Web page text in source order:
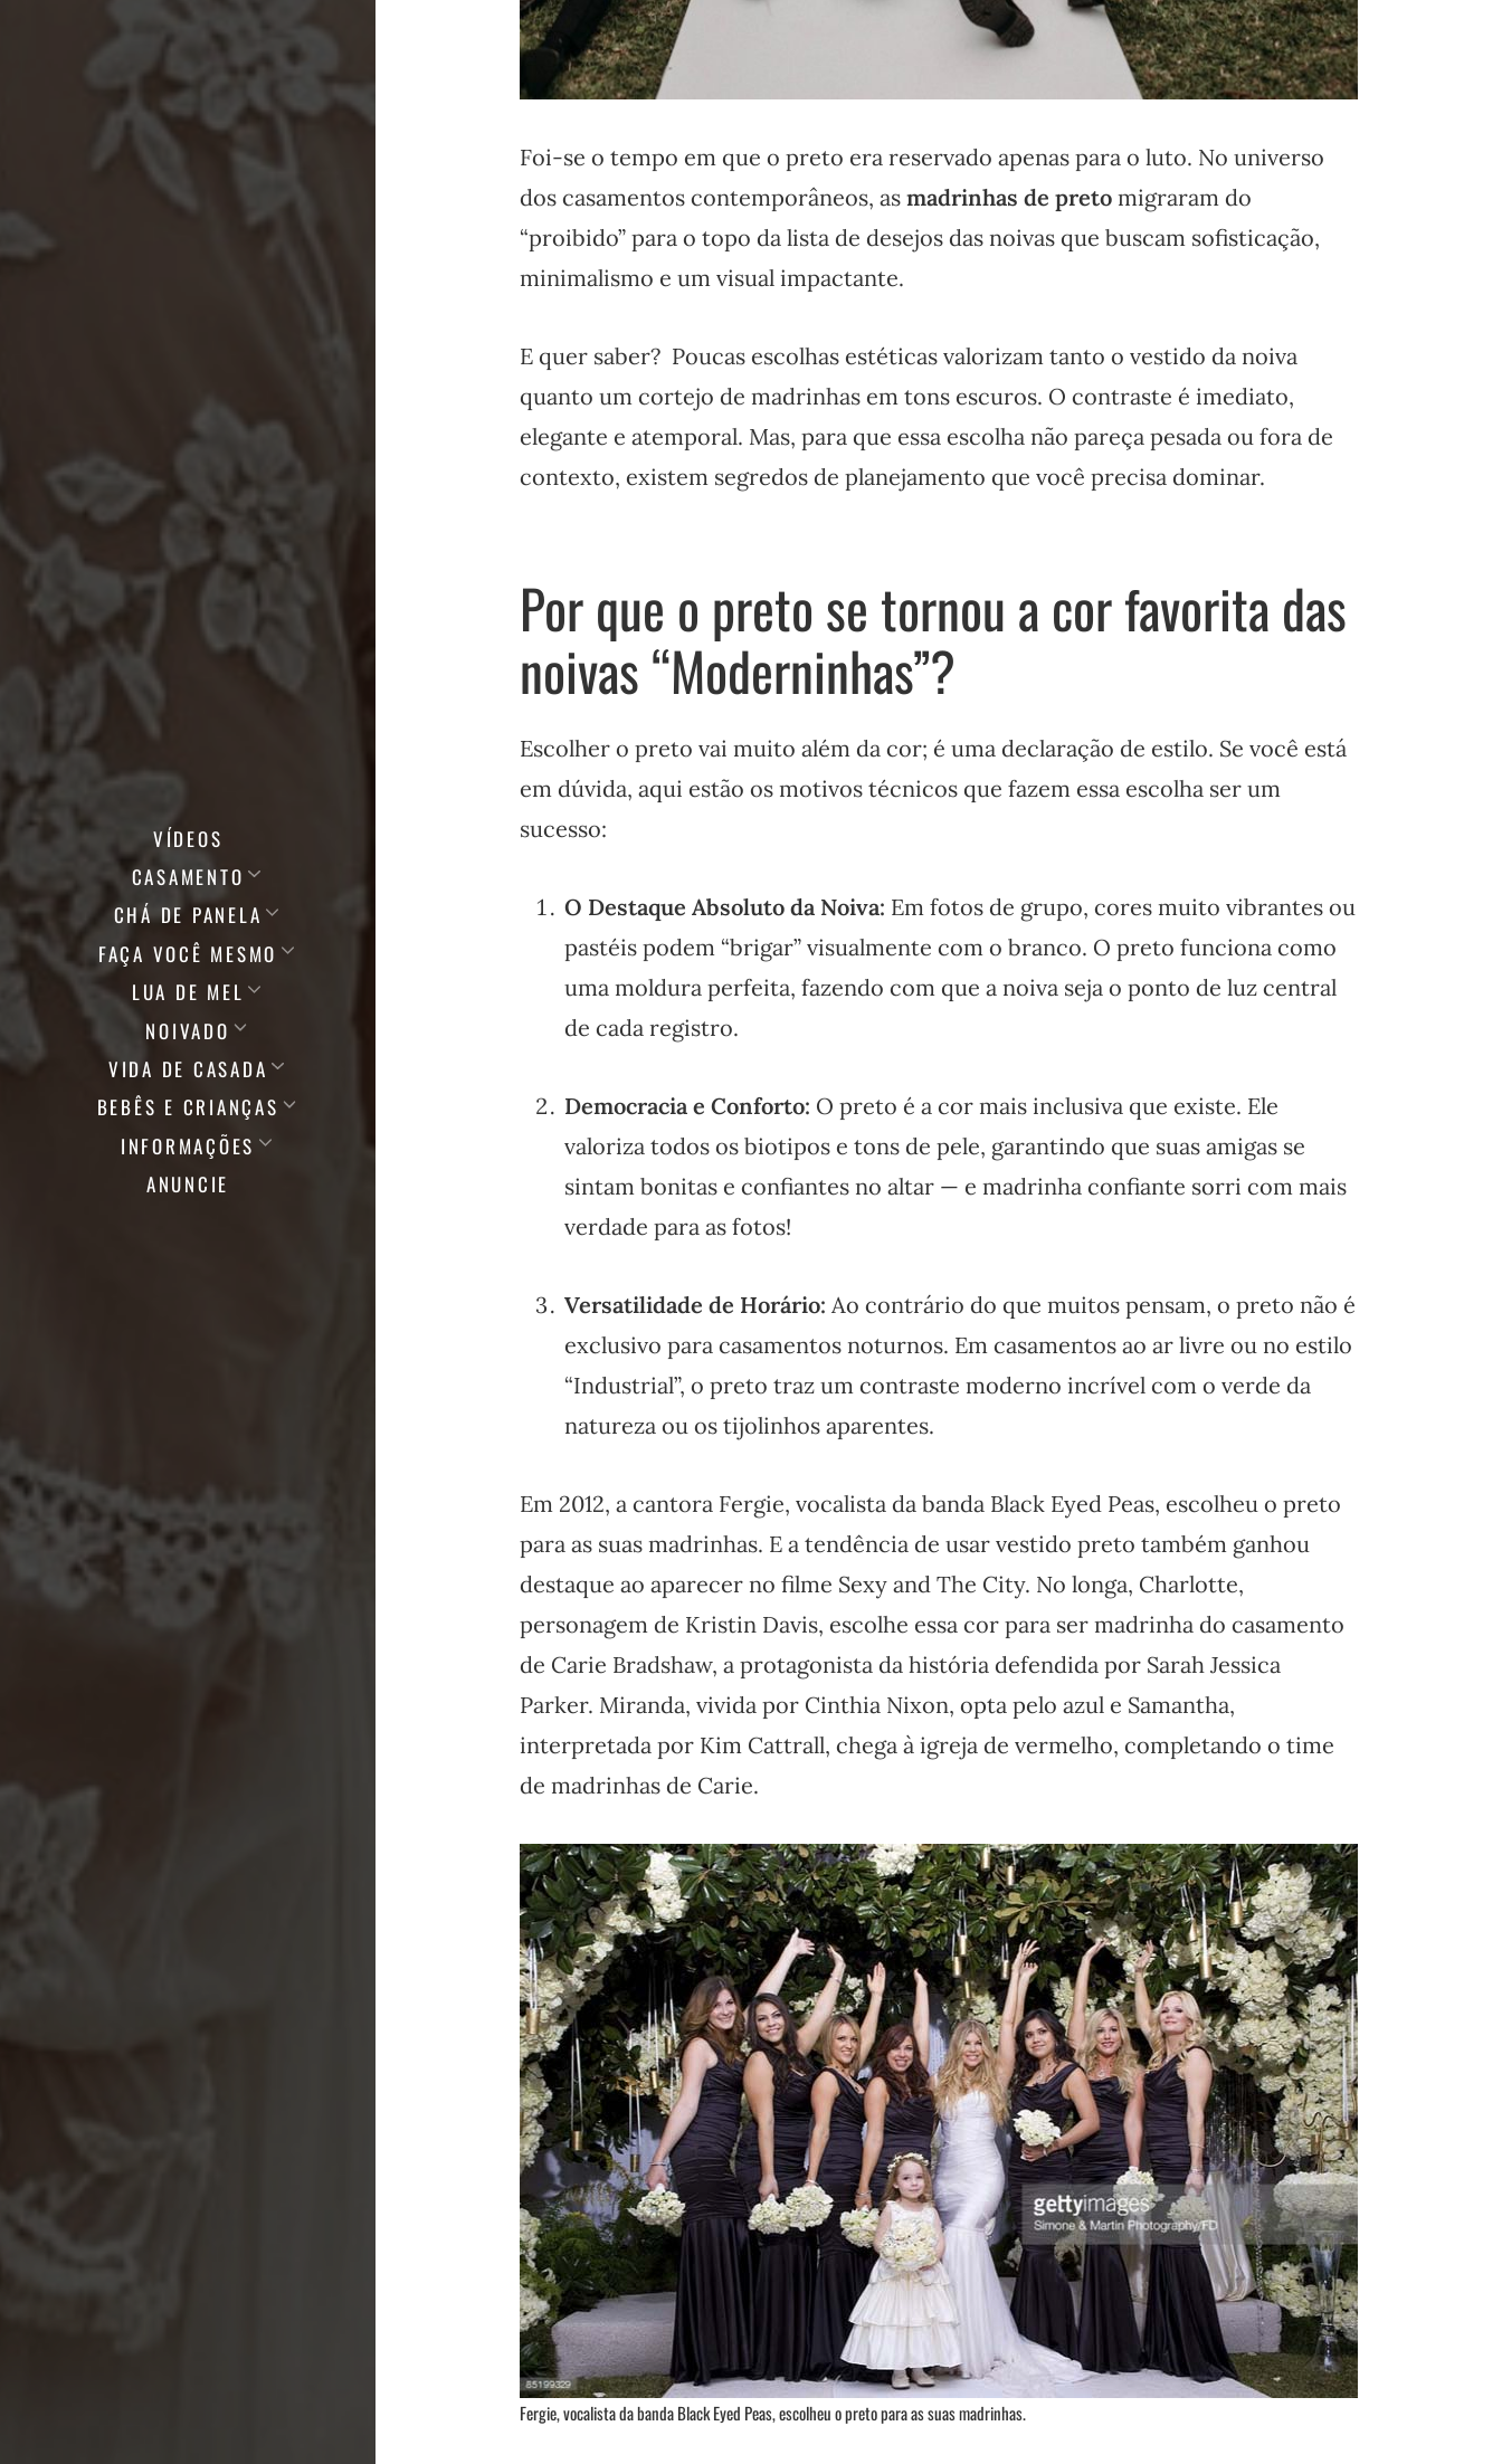
VÍDEOS
CASAMENTO
CHÁ DE PANELA
FAÇA VOCÊ MESMO
LUA DE MEL
NOIVADO
VIDA DE CASADA
BEBÊS E CRIANÇAS
INFORMAÇÕES
ANUNCIE
Foi-se o tempo em que o preto era reservado apenas para o luto. No universo
dos casamentos contemporâneos, as madrinhas de preto migraram do
“proibido” para o topo da lista de desejos das noivas que buscam sofisticação,
minimalismo e um visual impactante.
E quer saber? Poucas escolhas estéticas valorizam tanto o vestido da noiva
quanto um cortejo de madrinhas em tons escuros. O contraste é imediato,
elegante e atemporal. Mas, para que essa escolha não pareça pesada ou fora de
contexto, existem segredos de planejamento que você precisa dominar.
Por que o preto se tornou a cor favorita das
noivas “Moderninhas”?
Escolher o preto vai muito além da cor; é uma declaração de estilo. Se você está
em dúvida, aqui estão os motivos técnicos que fazem essa escolha ser um
sucesso:
O Destaque Absoluto da Noiva: Em fotos de grupo, cores muito vibrantes ou
pastéis podem “brigar” visualmente com o branco. O preto funciona como
uma moldura perfeita, fazendo com que a noiva seja o ponto de luz central
de cada registro.
Democracia e Conforto: O preto é a cor mais inclusiva que existe. Ele
valoriza todos os biotipos e tons de pele, garantindo que suas amigas se
sintam bonitas e confiantes no altar — e madrinha confiante sorri com mais
verdade para as fotos!
Versatilidade de Horário: Ao contrário do que muitos pensam, o preto não é
exclusivo para casamentos noturnos. Em casamentos ao ar livre ou no estilo
“Industrial”, o preto traz um contraste moderno incrível com o verde da
natureza ou os tijolinhos aparentes.
Em 2012, a cantora Fergie, vocalista da banda Black Eyed Peas, escolheu o preto
para as suas madrinhas. E a tendência de usar vestido preto também ganhou
destaque ao aparecer no filme Sexy and The City. No longa, Charlotte,
personagem de Kristin Davis, escolhe essa cor para ser madrinha do casamento
de Carie Bradshaw, a protagonista da história defendida por Sarah Jessica
Parker. Miranda, vivida por Cinthia Nixon, opta pelo azul e Samantha,
interpretada por Kim Cattrall, chega à igreja de vermelho, completando o time
de madrinhas de Carie.
Fergie, vocalista da banda Black Eyed Peas, escolheu o preto para as suas madrinhas.